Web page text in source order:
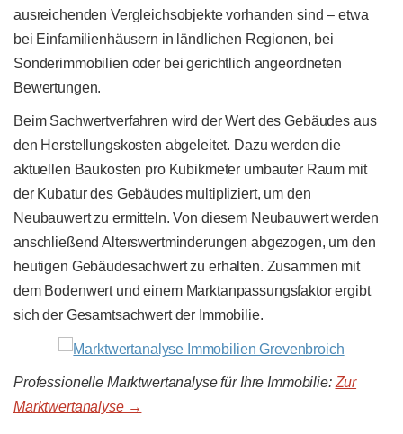
ausreichenden Vergleichsobjekte vorhanden sind – etwa
bei Einfamilienhäusern in ländlichen Regionen, bei
Sonderimmobilien oder bei gerichtlich angeordneten
Bewertungen.
Beim Sachwertverfahren wird der Wert des Gebäudes aus
den Herstellungskosten abgeleitet. Dazu werden die
aktuellen Baukosten pro Kubikmeter umbauter Raum mit
der Kubatur des Gebäudes multipliziert, um den
Neubauwert zu ermitteln. Von diesem Neubauwert werden
anschließend Alterswertminderungen abgezogen, um den
heutigen Gebäudesachwert zu erhalten. Zusammen mit
dem Bodenwert und einem Marktanpassungsfaktor ergibt
sich der Gesamtsachwert der Immobilie.
Professionelle Marktwertanalyse für Ihre Immobilie: Zur
Marktwertanalyse →